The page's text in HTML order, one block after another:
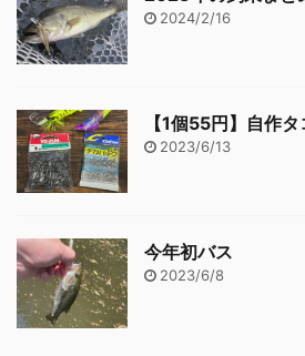
2024/2/16
【1個55円】自作
2023/6/13
今年初バス
2023/6/8